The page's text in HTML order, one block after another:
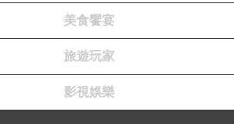
過多層板切換時，容易產生額
工程團隊會盡量縮短 QSFP-
到交換晶片之間的路徑，減
，藉此提升訊號完整性。
美食饗宴
旅遊玩家
影視娛樂